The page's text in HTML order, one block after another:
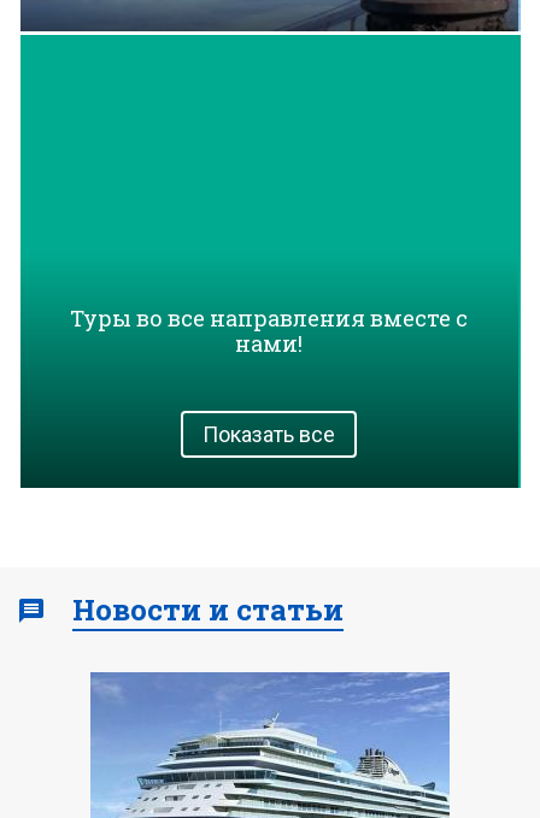
Туры во все направления вместе с
нами!
Показать все
Новости и статьи